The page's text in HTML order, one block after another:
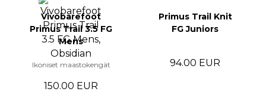
Vivobarefoot
Primus Trail 3.5 FG
Mens
Ikoniset maastokengät
150.00 EUR
Primus Trail Knit
FG Juniors
94.00 EUR